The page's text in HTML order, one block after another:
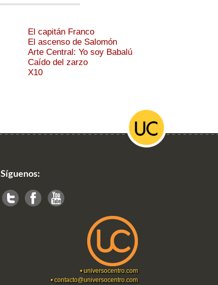
El capitán Franco
El ascenso de Salomón
Arte Central: Yo soy Babalú
Caído del zarzo
X10
Síguenos:
•universocentro.com
•contacto@universocentro.com